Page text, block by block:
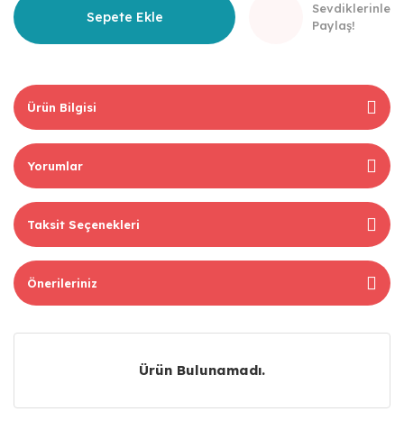
Sepete Ekle
Sevdiklerinle
Paylaş!
Ürün Bilgisi
Yorumlar
Taksit Seçenekleri
Önerileriniz
Ürün Bulunamadı.